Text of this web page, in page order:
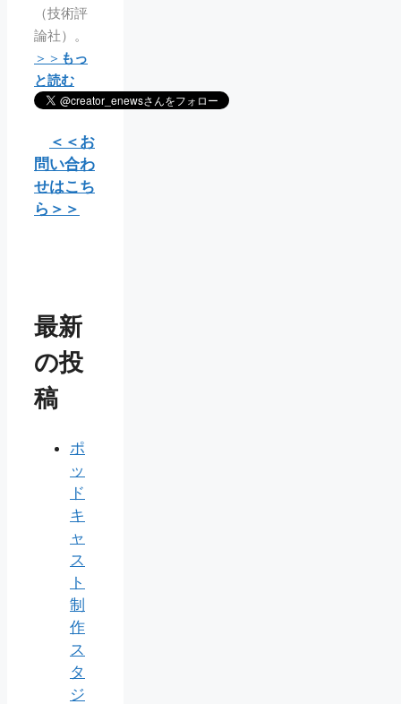
（技術評
論社）。
＞＞ もっ
と読む
＜＜お
問い合わ
せはこち
ら＞＞
最新
の投
稿
ポ
ッ
ド
キ
ャ
ス
ト
制
作
ス
タ
ジ